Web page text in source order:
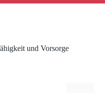
und Vorsorge